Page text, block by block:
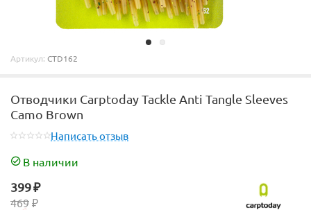
Артикул: CTD162
Отводчики Carptoday Tackle Anti Tangle Sleeves
Camo Brown
Написать отзыв
В наличии
399₽
469 ₽